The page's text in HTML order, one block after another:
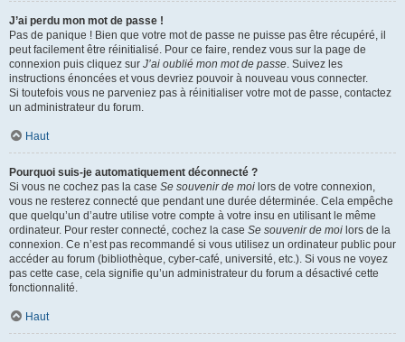
J’ai perdu mon mot de passe !
Pas de panique ! Bien que votre mot de passe ne puisse pas être récupéré, il
peut facilement être réinitialisé. Pour ce faire, rendez vous sur la page de
connexion puis cliquez sur J’ai oublié mon mot de passe. Suivez les
instructions énoncées et vous devriez pouvoir à nouveau vous connecter.
Si toutefois vous ne parveniez pas à réinitialiser votre mot de passe, contactez
un administrateur du forum.
Haut
Pourquoi suis-je automatiquement déconnecté ?
Si vous ne cochez pas la case Se souvenir de moi lors de votre connexion,
vous ne resterez connecté que pendant une durée déterminée. Cela empêche
que quelqu’un d’autre utilise votre compte à votre insu en utilisant le même
ordinateur. Pour rester connecté, cochez la case Se souvenir de moi lors de la
connexion. Ce n’est pas recommandé si vous utilisez un ordinateur public pour
accéder au forum (bibliothèque, cyber-café, université, etc.). Si vous ne voyez
pas cette case, cela signifie qu’un administrateur du forum a désactivé cette
fonctionnalité.
Haut